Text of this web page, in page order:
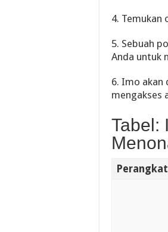
4. Temukan
5. Sebuah
Anda untuk
6. Imo akan
mengakses
Tabel:
Perangkat